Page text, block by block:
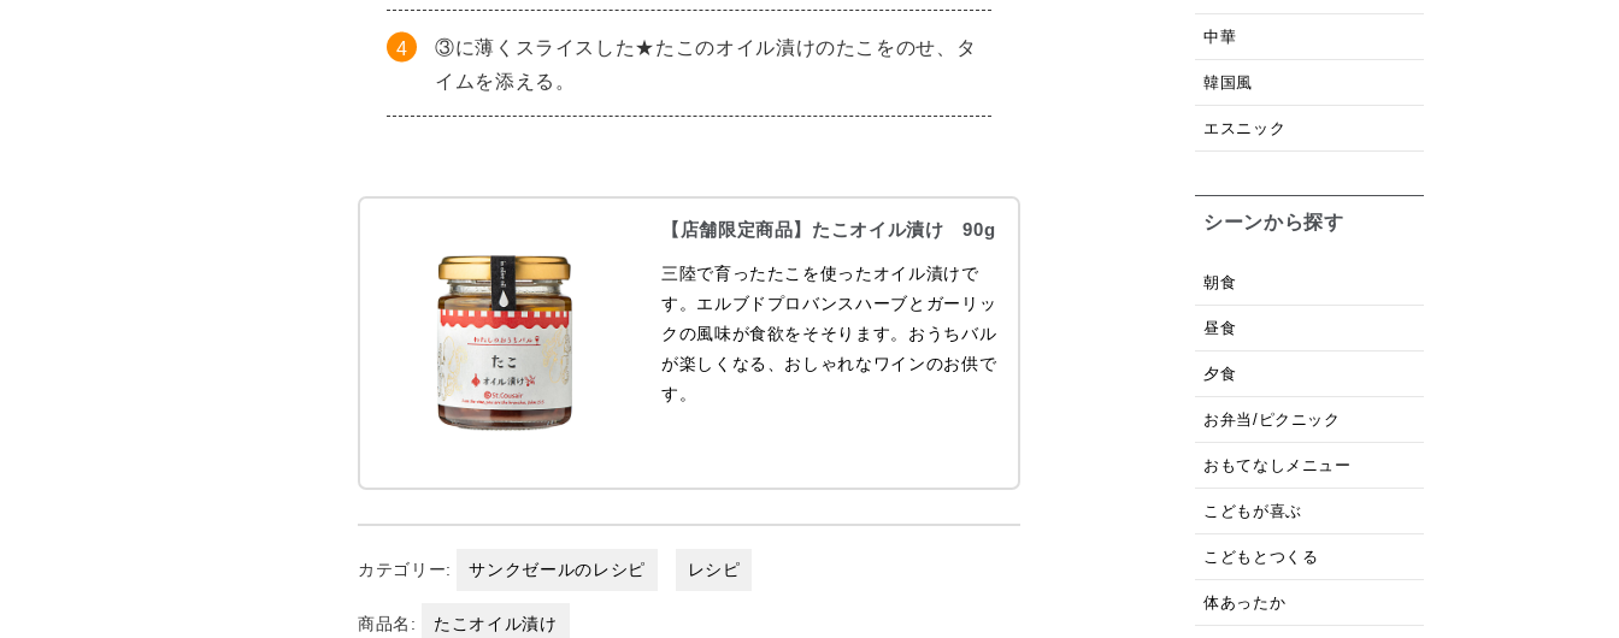
③に薄くスライスした★たこのオイル漬けのたこをのせ、タ
イムを添える。
【店舗限定商品】たこオイル漬け 90g
三陸で育ったたこを使ったオイル漬けで
す。エルブドプロバンスハーブとガーリッ
クの風味が食欲をそそります。おうちバル
が楽しくなる、おしゃれなワインのお供で
す。
カテゴリー: サンクゼールのレシピ レシピ
商品名: たこオイル漬け
中華
韓国風
エスニック
シーンから探す
朝食
昼食
夕食
お弁当/ピクニック
おもてなしメニュー
こどもが喜ぶ
こどもとつくる
体あったか